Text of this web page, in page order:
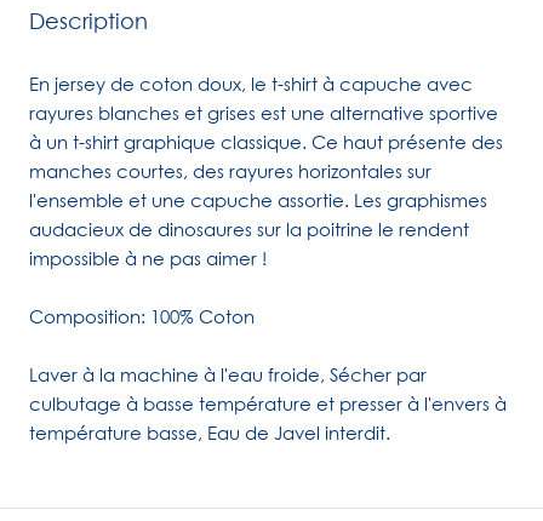
Description
En jersey de coton doux, le t-shirt à capuche avec
rayures blanches et grises est une alternative sportive
à un t-shirt graphique classique. Ce haut présente des
manches courtes, des rayures horizontales sur
l'ensemble et une capuche assortie. Les graphismes
audacieux de dinosaures sur la poitrine le rendent
impossible à ne pas aimer !
Composition: 100% Coton
Laver à la machine à l'eau froide, Sécher par
culbutage à basse température et presser à l'envers à
température basse, Eau de Javel interdit.